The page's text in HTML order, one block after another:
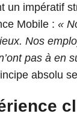
un impératif
Mobile : «
Nos
pas à en
absolu